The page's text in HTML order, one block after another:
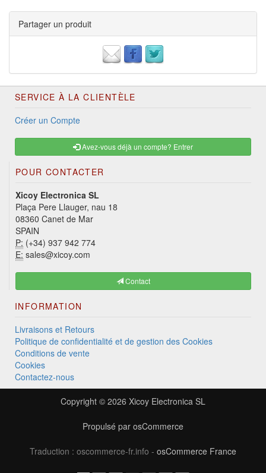
Partager un produit
SERVICE À LA CLIENTÈLE
Créer un Compte
Avez-vous déjà un compte? Entrer
POUR CONTACTER
Xicoy Electronica SL
Plaça Pere Llauger, nau 18
08360 Canet de Mar
SPAIN
P: (+34) 937 942 774
E: sales@xicoy.com
Contact
INFORMATION
Livraisons et Retours
Politique de confidentialité et de gestion des Cookies
Conditions de vente
Cookies
Contactez-nous
Copyright © 2026 Xicoy Electronica SL
Propulsé par osCommerce
Traduction : oscommerce-fr.info - osCommerce France